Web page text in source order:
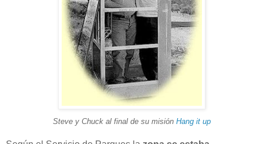
Steve y Chuck al final de su misión Hang it up